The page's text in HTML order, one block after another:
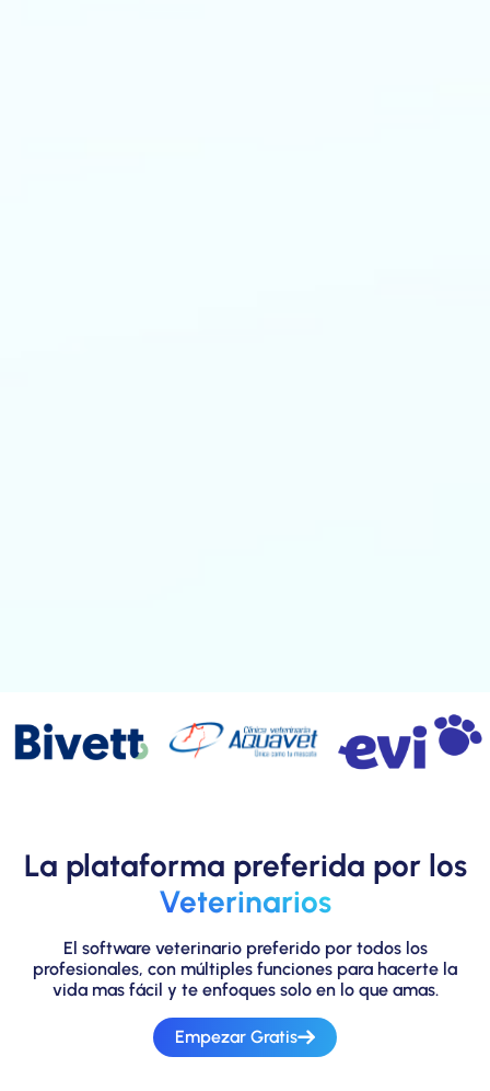
La plataforma preferida por los
Veterinarios
El software veterinario preferido por todos los
profesionales, con múltiples funciones para hacerte la
vida mas fácil y te enfoques solo en lo que amas.
Empezar Gratis